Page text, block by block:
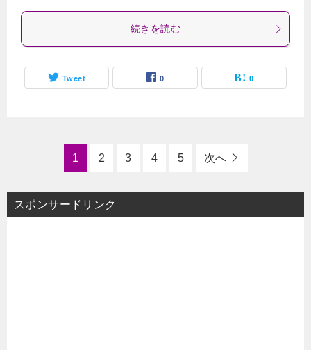
続きを読む
Tweet 0 0
1 2 3 4 5 次へ
スポンサードリンク